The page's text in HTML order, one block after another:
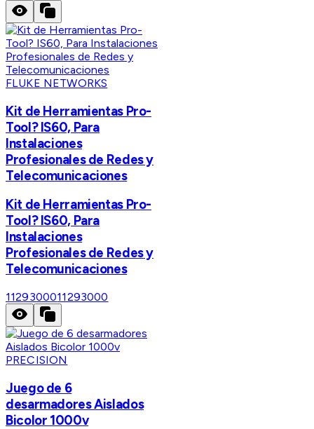
FLUKE NETWORKS
Kit de Herramientas Pro-
Tool? IS60, Para
Instalaciones
Profesionales de Redes y
Telecomunicaciones
Kit de Herramientas Pro-
Tool? IS60, Para
Instalaciones
Profesionales de Redes y
Telecomunicaciones
1129300011293000
PRECISION
Juego de 6
desarmadores Aislados
Bicolor 1000v